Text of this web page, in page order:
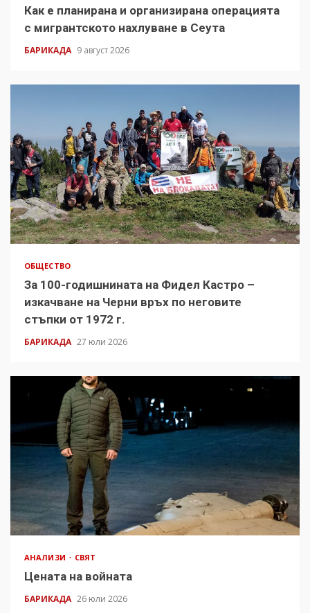
Как е планирана и организирана операцията
с мигрантското нахлуване в Сеута
БАРИКАДА 9 август 2026
ОБЩЕСТВО
За 100-годишнината на Фидел Кастро –
изкачване на Черни връх по неговите
стъпки от 1972 г.
БАРИКАДА 27 юли 2026
АНАЛИЗИ СВЯТ
Цената на войната
БАРИКАДА 26 юли 2026